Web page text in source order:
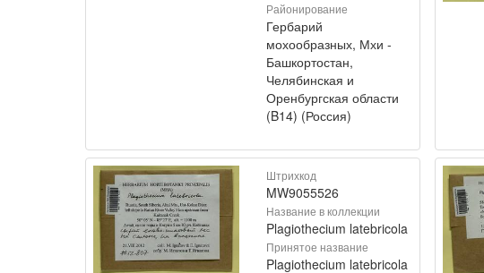
Районирование
Гербарий
мохообразных, Мхи -
Башкортостан,
Челябинская и
Оренбургская области
(B14) (Россия)
Штрихкод
MW9055526
Название в коллекции
Plagiothecium latebricola
Принятое название
Plagiothecium latebricola